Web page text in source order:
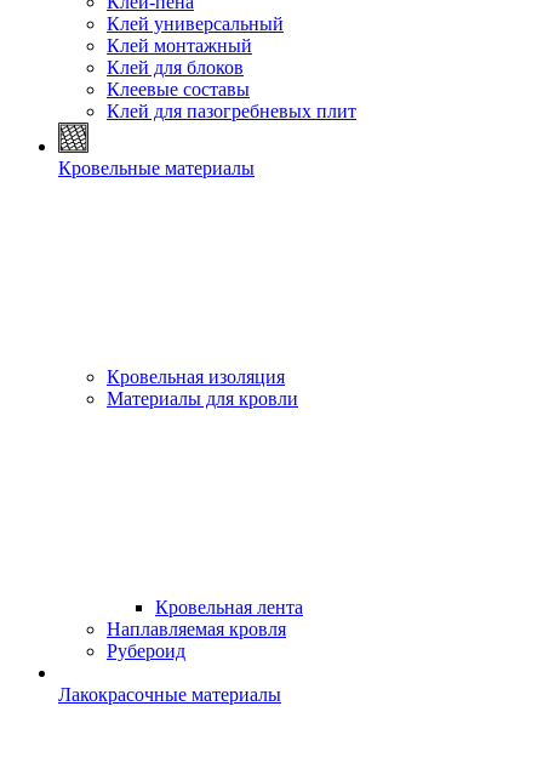
Клей универсальный
Клей монтажный
Клей для блоков
Клеевые составы
Клей для пазогребневых плит
Кровельные материалы
Кровельная изоляция
Материалы для кровли
Кровельная лента
Наплавляемая кровля
Рубероид
Лакокрасочные материалы